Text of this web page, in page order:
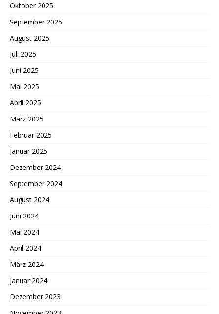
Oktober 2025
September 2025
August 2025
Juli 2025
Juni 2025
Mai 2025
April 2025
März 2025
Februar 2025
Januar 2025
Dezember 2024
September 2024
August 2024
Juni 2024
Mai 2024
April 2024
März 2024
Januar 2024
Dezember 2023